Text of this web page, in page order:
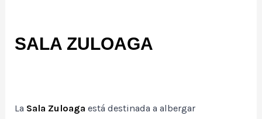
SALA ZULOAGA
La Sala Zuloaga está destinada a albergar